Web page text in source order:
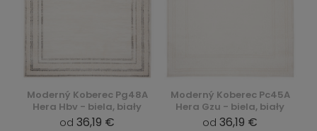
Moderný Koberec Pg48A
Hera Hbv - biela, biały
od 36,19 €
Moderný Koberec Pc45A
Hera Gzu - biela, biały
od 36,19 €